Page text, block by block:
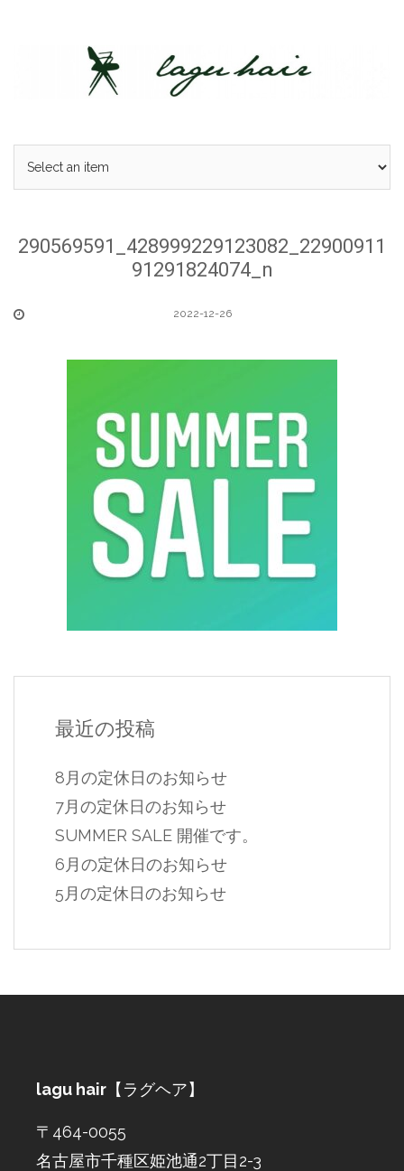
290569591_428999229123082_22900911
91291824074_n
2022-12-26
最近の投稿
8月の定休日のお知らせ
7月の定休日のお知らせ
SUMMER SALE 開催です。
6月の定休日のお知らせ
5月の定休日のお知らせ
lagu hair 【ラグヘア】
〒464-0055
名古屋市千種区姫池通2丁目2-3